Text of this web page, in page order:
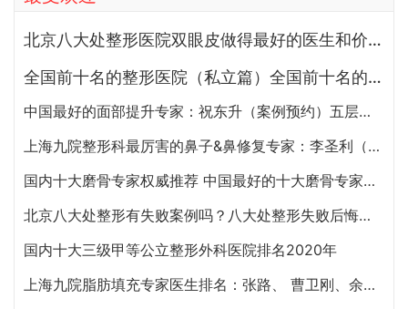
北京八大处整形医院双眼皮做得最好的医生和价格大全
全国前十名的整形医院（私立篇）全国前十名的私立整形医院排名大全
中国最好的面部提升专家：祝东升（案例预约）五层面部提升怎么样？
上海九院整形科最厉害的鼻子&鼻修复专家：李圣利（简介、案例、预约）
国内十大磨骨专家权威推荐 中国最好的十大磨骨专家排名
北京八大处整形有失败案例吗？八大处整形失败后悔怎么办？怎么投诉？
国内十大三级甲等公立整形外科医院排名2020年
上海九院脂肪填充专家医生排名：张路、 曹卫刚、余力（简介、案例、预约）